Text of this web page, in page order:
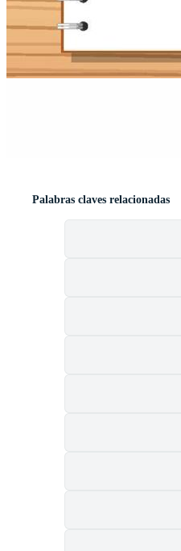
Palabras claves relacionadas